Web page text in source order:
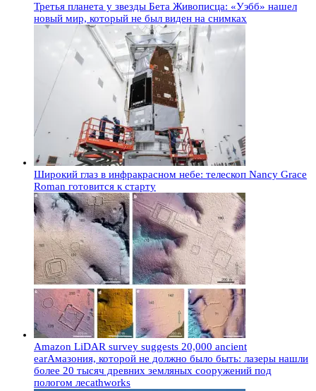
Третья планета у звезды Бета Живописца: «Уэбб» нашел
новый мир, который не был виден на снимках
Широкий глаз в инфракрасном небе: телескоп Nancy Grace
Roman готовится к старту
Amazon LiDAR survey suggests 20,000 ancient
earАмазония, которой не должно было быть: лазеры нашли
более 20 тысяч древних земляных сооружений под
пологом лесаthworks